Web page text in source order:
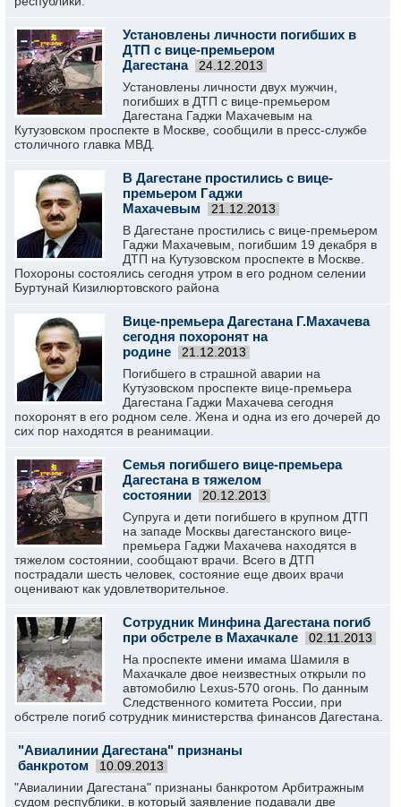
Установлены личности погибших в
ДТП с вице-премьером
Дагестана
24.12.2013
Установлены личности двух мужчин,
погибших в ДТП с вице-премьером
Дагестана Гаджи Махачевым на
Кутузовском проспекте в Москве, сообщили в пресс-службе
столичного главка МВД.
В Дагестане простились с вице-
премьером Гаджи
Махачевым
21.12.2013
В Дагестане простились с вице-премьером
Гаджи Махачевым, погибшим 19 декабря в
ДТП на Кутузовском проспекте в Москве.
Похороны состоялись сегодня утром в его родном селении
Буртунай Кизилюртовского района
Вице-премьера Дагестана Г.Махачева
сегодня похоронят на
родине
21.12.2013
Погибшего в страшной аварии на
Кутузовском проспекте вице-премьера
Дагестана Гаджи Махачева сегодня
похоронят в его родном селе. Жена и одна из его дочерей до
сих пор находятся в реанимации.
Семья погибшего вице-премьера
Дагестана в тяжелом
состоянии
20.12.2013
Супруга и дети погибшего в крупном ДТП
на западе Москвы дагестанского вице-
премьера Гаджи Махачева находятся в
тяжелом состоянии, сообщают врачи. Всего в ДТП
пострадали шесть человек, состояние еще двоих врачи
оценивают как удовлетворительное.
Сотрудник Минфина Дагестана погиб
при обстреле в Махачкале
02.11.2013
На проспекте имени имама Шамиля в
Махачкале двое неизвестных открыли по
автомобилю Lexus-570 огонь. По данным
Следственного комитета России, при
обстреле погиб сотрудник министерства финансов Дагестана.
"Авиалинии Дагестана" признаны
банкротом
10.09.2013
"Авиалинии Дагестана" признаны банкротом Арбитражным
судом республики, в который заявление подавали две